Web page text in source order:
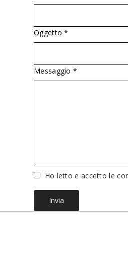
Oggetto *
Messaggio *
VuotoHo letto e accetto le
Invia